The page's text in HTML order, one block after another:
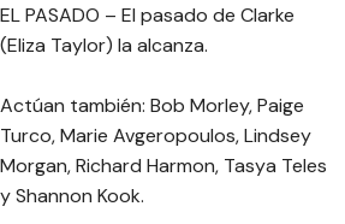
EL PASADO – El pasado de Clarke
(Eliza Taylor) la alcanza.
Actúan también: Bob Morley, Paige
Turco, Marie Avgeropoulos, Lindsey
Morgan, Richard Harmon, Tasya Teles
y Shannon Kook.